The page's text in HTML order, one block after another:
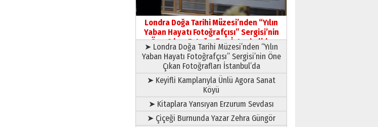
Yusuf POLAT
Şampiyonluk Sebahattin
Şirin’e yazar
11 Mayıs 2026 Pazartesi
Londra Doğa Tarihi Müzesi’nden “Yılın
Yaban Hayatı Fotoğrafçısı” Sergisi’nin
Öne Çıkan Fotoğrafları İstanbul’da
➤ Londra Doğa Tarihi Müzesi’nden “Yılın
Yaban Hayatı Fotoğrafçısı” Sergisi’nin Öne
Çıkan Fotoğrafları İstanbul’da
➤ Keyifli Kamplarıyla Ünlü Agora Sanat
Köyü
➤ Kitaplara Yansıyan Erzurum Sevdası
➤ Çiçeği Burnunda Yazar Zehra Güngör